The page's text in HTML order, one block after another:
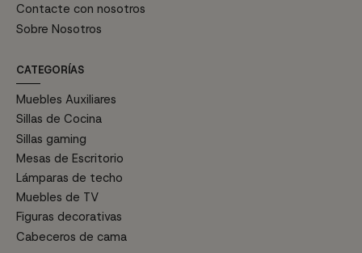
Contacte con nosotros
Sobre Nosotros
CATEGORÍAS
Muebles Auxiliares
Sillas de Cocina
Sillas gaming
Mesas de Escritorio
Lámparas de techo
Muebles de TV
Figuras decorativas
Cabeceros de cama